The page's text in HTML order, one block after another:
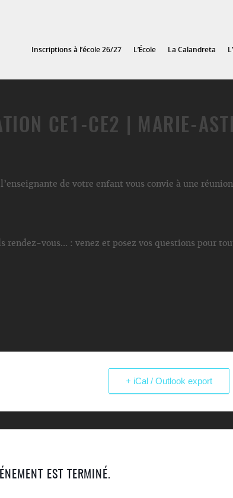
Inscriptions à l’école 26/27 L’École La Calandreta
CE1-CE2 | MARIE-
de votre enfant vous convie à une réunion
rendez-vous… : venez et posez vos questions pour
+ iCal / Outlook export
EST TERMINÉ.